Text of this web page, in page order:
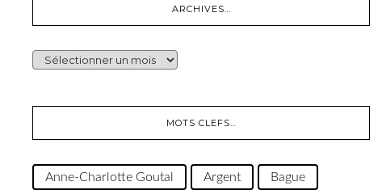
ARCHIVES…
ARCHIVES…
MOTS CLEFS…
Anne-Charlotte Goutal Argent Bague